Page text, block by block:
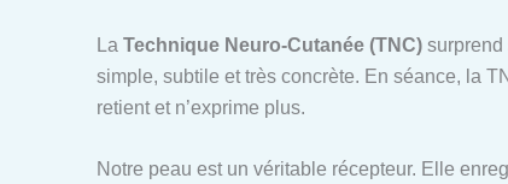
La Technique Neuro-Cutanée (TNC) surprend
simple, subtile et très concrète. En séance, la
retient et n’exprime plus.
Notre peau est un véritable récepteur. Elle